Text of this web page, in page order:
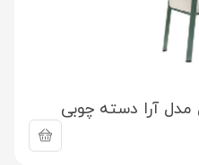
مدل آرا دسته چوبی